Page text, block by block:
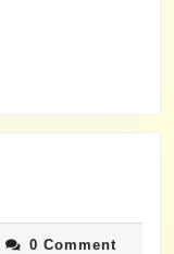
клуба
0 Comment